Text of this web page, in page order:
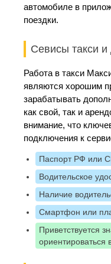
автомобиле в
поездки.
Севисы такси и
Работа в такси
являются хорошим
зарабатывать
как свой, так и
внимание, что
подключения к
Паспорт РФ или
Водительское
Наличие
Смартфон или
Приветствуется
ориентироваться